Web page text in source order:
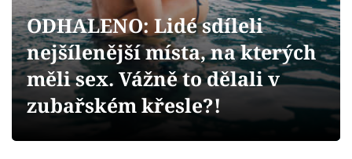
Videa
Sledujte prima+
ODHALENO: Lidé sdíleli
nejšílenější místa, na kterých
měli sex. Vážně to dělali v
zubařském křesle?!